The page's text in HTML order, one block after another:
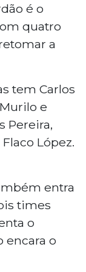
é o
quatro
a
tem Carlos
e
Pereira,
López.
entra
times
o
encara o